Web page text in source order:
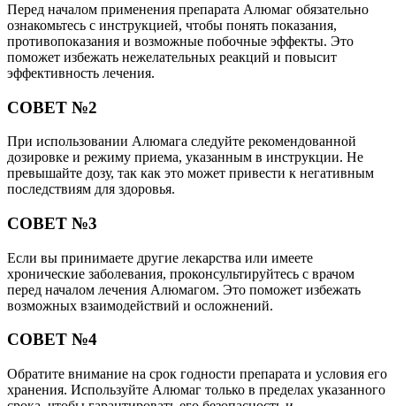
Перед началом применения препарата Алюмаг обязательно
ознакомьтесь с инструкцией, чтобы понять показания,
противопоказания и возможные побочные эффекты. Это
поможет избежать нежелательных реакций и повысит
эффективность лечения.
СОВЕТ №2
При использовании Алюмага следуйте рекомендованной
дозировке и режиму приема, указанным в инструкции. Не
превышайте дозу, так как это может привести к негативным
последствиям для здоровья.
СОВЕТ №3
Если вы принимаете другие лекарства или имеете
хронические заболевания, проконсультируйтесь с врачом
перед началом лечения Алюмагом. Это поможет избежать
возможных взаимодействий и осложнений.
СОВЕТ №4
Обратите внимание на срок годности препарата и условия его
хранения. Используйте Алюмаг только в пределах указанного